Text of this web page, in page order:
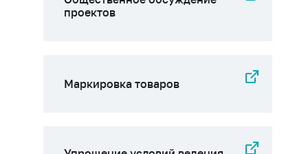
проектов
Маркировка товаров